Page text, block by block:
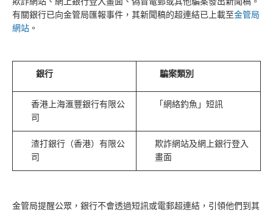
有關銀行已向金管局匯報事件，其新聞稿的超連結已上載至金管局
網站 。
銀行 騙案類別
香港上海滙豐銀行有限公
司
「網絡釣魚」短訊
渣打銀行（香港）有限公
司
欺詐網站及網上銀行登入
畫面
金管局提醒公眾，銀行不會透過短訊或電郵超連結，引領他們到其